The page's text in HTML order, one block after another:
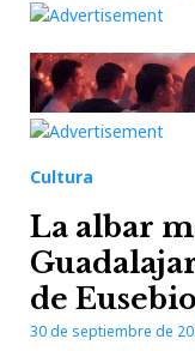
Cultura
La albar
de
30 de septiembre de